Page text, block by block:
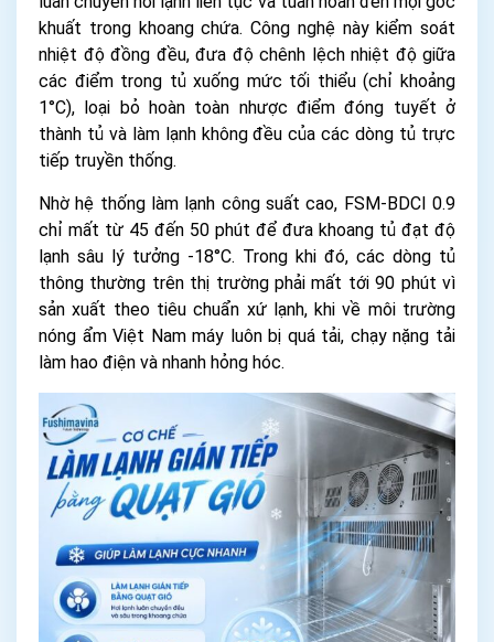
khuất trong khoang chứa. Công nghệ này kiểm soát
nhiệt độ đồng đều, đưa độ chênh lệch nhiệt độ giữa
các điểm trong tủ xuống mức tối thiểu (chỉ khoảng
1°C), loại bỏ hoàn toàn nhược điểm đóng tuyết ở
thành tủ và làm lạnh không đều của các dòng tủ trực
tiếp truyền thống.
Nhờ hệ thống làm lạnh công suất cao, FSM-BDCI 0.9
chỉ mất từ 45 đến 50 phút để đưa khoang tủ đạt độ
lạnh sâu lý tưởng -18°C. Trong khi đó, các dòng tủ
thông thường trên thị trường phải mất tới 90 phút vì
sản xuất theo tiêu chuẩn xứ lạnh, khi về môi trường
nóng ẩm Việt Nam máy luôn bị quá tải, chạy nặng tải
làm hao điện và nhanh hỏng hóc.